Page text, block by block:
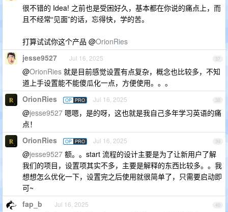
很不错的 Idea! 之前也是受困好久，基本都在你说的痛点上，而
且不经常“见面”的话，忘得快，学的苦。
打算试试你这个产品 @OrionRies
37
jesse9527 Jul 16, 2025
@OrionRies 就是目前感觉设置有点复杂，概念也比较多，不知
道上手设置能不能傻瓜化一点，方便使用。。。
38
OrionRies OP PRO Jul 16, 2025
@jesse9527 嗯嗯，是的呀，这也就是我自己多年学习英语的痛
点！
39
OrionRies OP PRO Jul 16, 2025
@jesse9527 额。。start 流程的设计主要是为了让新用户了解
我们的项目，设置项其实不多，主要是解释的东西比较多。。我
想想怎么优化一下，设置完之后使用就很简单了，只需要启动即
可~
40
fap_b Jul 16, 2025